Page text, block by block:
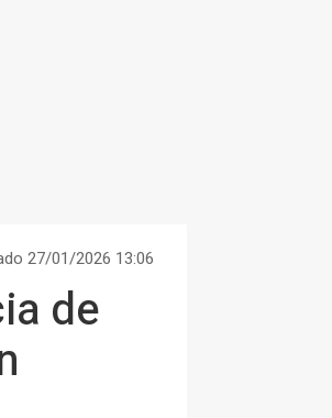
27/01/2026 13:06
de